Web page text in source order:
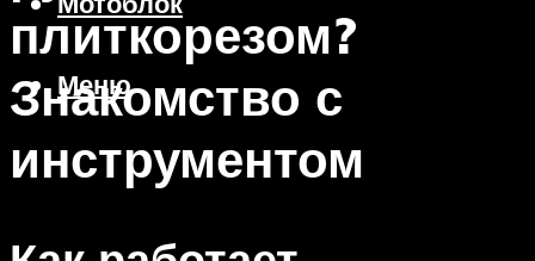
Меню
плиткорезом?
Знакомство с
инструментом